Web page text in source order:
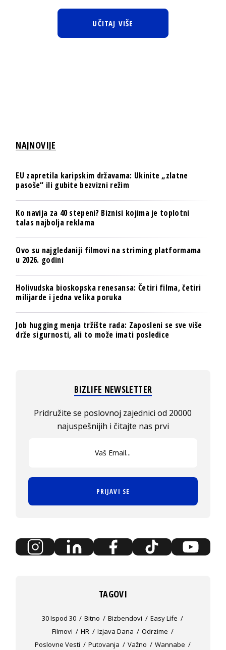
UČITAJ VIŠE
NAJNOVIJE
EU zapretila karipskim državama: Ukinite „zlatne
pasoše“ ili gubite bezvizni režim
Ko navija za 40 stepeni? Biznisi kojima je toplotni
talas najbolja reklama
Ovo su najgledaniji filmovi na striming platformama
u 2026. godini
Holivudska bioskopska renesansa: Četiri filma, četiri
milijarde i jedna velika poruka
Job hugging menja tržište rada: Zaposleni se sve više
drže sigurnosti, ali to može imati posledice
BIZLIFE NEWSLETTER
Pridružite se poslovnoj zajednici od 20000
najuspešnijih i čitajte nas prvi
PRIJAVI SE
TAGOVI
30 Ispod 30 Bitno Bizbendovi
Easy Life
Filmovi
HR Izjava Dana
Odrzime
Poslovne Vesti
Putovanja Važno
Wannabe